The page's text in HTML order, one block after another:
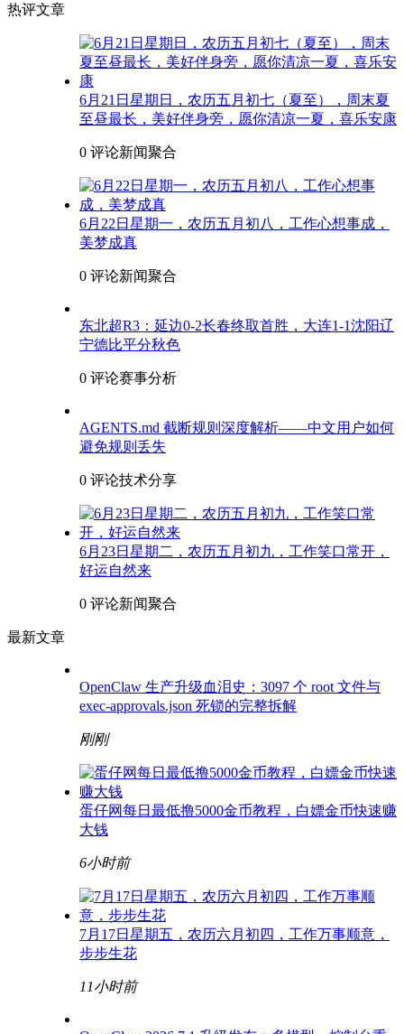
热评文章
6月21日星期日，农历五月初七（夏至），周末夏
至昼最长，美好伴身旁，愿你清凉一夏，喜乐安康
0 评论新闻聚合
6月22日星期一，农历五月初八，工作心想事成，
美梦成真
0 评论新闻聚合
东北超R3：延边0-2长春终取首胜，大连1-1沈阳辽
宁德比平分秋色
0 评论赛事分析